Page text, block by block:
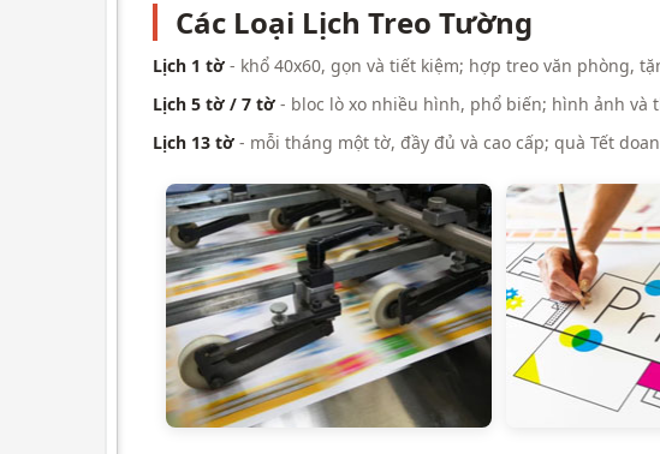
Các Loại Lịch Treo Tường
Lịch 1 tờ - khổ 40x60, gọn và tiết kiệm; hợp treo văn phòng,
Lịch 5 tờ / 7 tờ - bloc lò xo nhiều hình, phổ biến; hình ảnh
Lịch 13 tờ - mỗi tháng một tờ, đầy đủ và cao cấp; quà Tết